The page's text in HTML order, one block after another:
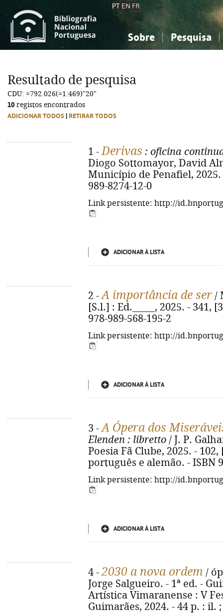
PT EN FR
Sobre Pesquisa
Ciências sociais...
Ciências sociais...
Resultado de pesquisa
CDU: =792.026(=1:469)"20"
10 registos encontrados
ADICIONAR TODOS RETIRAR TODOS
1 -Derivas : oficina
Diogo Sottomayor, David
Município de Penafiel, 2025.
989-8274-12-0
Link persistente: http://
ADICIONAR À LISTA
2 -A importância de ser /
[S.l.] : Ed._____, 2025. - 341,
978-989-568-195-2
Link persistente: http://
ADICIONAR À LISTA
3 -A Ópera dos
Elenden : libretto / J. P.
Poesia Fã Clube, 2025. -
português e alemão. - ISBN
Link persistente: http://
ADICIONAR À LISTA
4 -2030 a nova ordem /
Jorge Salgueiro. - 1ª ed. -
Artística Vimaranense : V
Guimarães, 2024. - 44 p. : il.